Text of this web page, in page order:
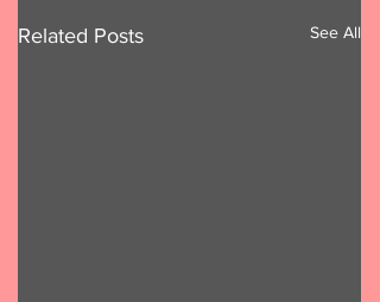
Related Posts See All